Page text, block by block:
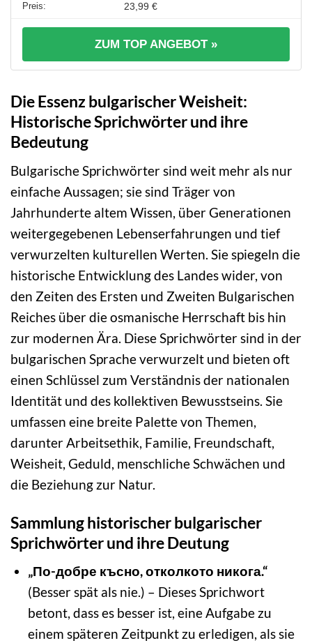
23,99 €
ZUM TOP ANGEBOT »
Die Essenz bulgarischer Weisheit:
Historische Sprichwörter und ihre
Bedeutung
Bulgarische Sprichwörter sind weit mehr als nur
einfache Aussagen; sie sind Träger von
Jahrhunderte altem Wissen, über Generationen
weitergegebenen Lebenserfahrungen und tief
verwurzelten kulturellen Werten. Sie spiegeln die
historische Entwicklung des Landes wider, von
den Zeiten des Ersten und Zweiten Bulgarischen
Reiches über die osmanische Herrschaft bis hin
zur modernen Ära. Diese Sprichwörter sind in der
bulgarischen Sprache verwurzelt und bieten oft
einen Schlüssel zum Verständnis der nationalen
Identität und des kollektiven Bewusstseins. Sie
umfassen eine breite Palette von Themen,
darunter Arbeitsethik, Familie, Freundschaft,
Weisheit, Geduld, menschliche Schwächen und
die Beziehung zur Natur.
Sammlung historischer bulgarischer
Sprichwörter und ihre Deutung
„По-добре късно, отколкото никога.“
(Besser spät als nie.) – Dieses Sprichwort
betont, dass es besser ist, eine Aufgabe zu
einem späteren Zeitpunkt zu erledigen, als sie